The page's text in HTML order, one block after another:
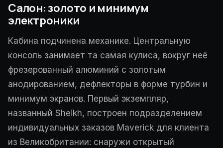
Салон: золото и минимум
электроники
Кабина подчинена механике. Центральную
консоль занимает та самая кулиса, вокруг неё
фрезерованный алюминий с золотым
анодированием, дефлекторы в форме турбин и
минимум экранов. Первый экземпляр,
названный Sheikh, построен подразделением
индивидуальных заказов Maverick для клиента
из Великобритании: снаружи открытый